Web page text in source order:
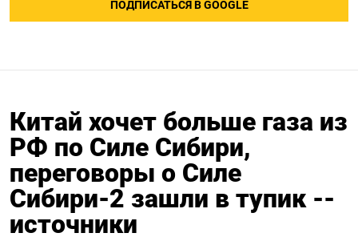
ПОДПИСАТЬСЯ В GOOGLE
Китай хочет больше газа из
РФ по Силе Сибири,
переговоры о Силе
Сибири-2 зашли в тупик --
источники